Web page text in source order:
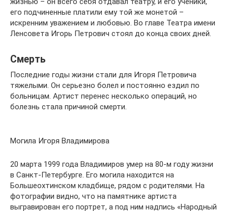
его подчиненные платили ему той же монетой –
искренним уважением и любовью. Во главе Театра имени
Ленсовета Игорь Петрович стоял до конца своих дней.
Смерть
Последние годы жизни стали для Игоря Петровича
тяжелыми. Он серьезно болел и постоянно ездил по
больницам. Артист перенес несколько операций, но
болезнь стала причиной смерти.
Могила Игоря Владимирова
20 марта 1999 года Владимиров умер на 80-м году жизни
в Санкт-Петербурге. Его могила находится на
Большеохтинском кладбище, рядом с родителями. На
фотографии видно, что на памятнике артиста
выгравирован его портрет, а под ним надпись «Народный